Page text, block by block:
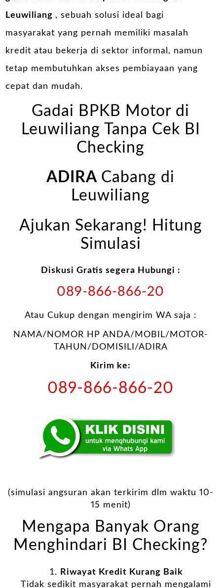
Leuwiliang , sebuah solusi ideal bagi
masyarakat yang pernah memiliki masalah
kredit atau bekerja di sektor informal, namun
tetap membutuhkan akses pembiayaan yang
cepat dan mudah.
Gadai BPKB Motor di
Leuwiliang Tanpa Cek BI
Checking
ADIRA Cabang di
Leuwiliang
Ajukan Sekarang! Hitung
Simulasi
Diskusi Gratis segera Hubungi :
089-866-866-20
Atau Cukup dengan mengirim WA saja :
NAMA/NOMOR HP ANDA/MOBIL/MOTOR-
TAHUN/DOMISILI/ADIRA
Kirim ke:
089-866-866-20
(simulasi angsuran akan terkirim dlm waktu 10-
15 menit)
Mengapa Banyak Orang
Menghindari BI Checking?
Riwayat Kredit Kurang Baik
Tidak sedikit masyarakat pernah mengalami